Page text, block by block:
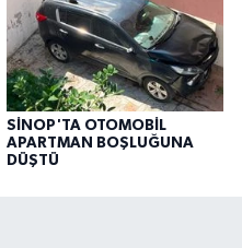
SİNOP'TA OTOMOBİL
APARTMAN BOŞLUĞUNA
DÜŞTÜ